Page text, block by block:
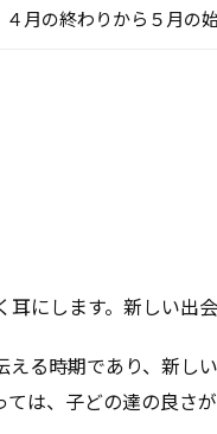
月の終わりから５月の
にします。新しい出
る時期であり、新
は、子どの達の良さ